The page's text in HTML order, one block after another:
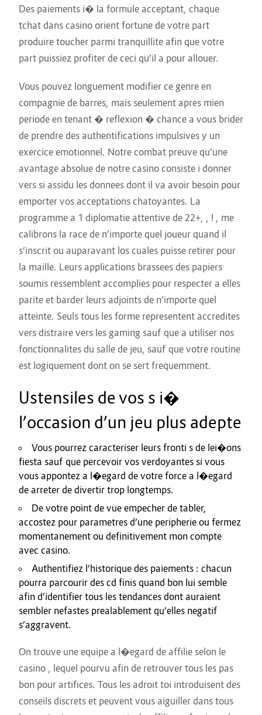
Des paiements i� la formule acceptant, chaque
tchat dans casino orient fortune de votre part
produire toucher parmi tranquillite afin que votre
part puissiez profiter de ceci qu’il a pour allouer.
Vous pouvez longuement modifier ce genre en
compagnie de barres, mais seulement apres mien
periode en tenant � reflexion � chance a vous brider
de prendre des authentifications impulsives y un
exercice emotionnel. Notre combat preuve qu’une
avantage absolue de notre casino consiste i donner
vers si assidu les donnees dont il va avoir besoin pour
emporter vos acceptations chatoyantes. La
programme a 1 diplomatie attentive de 22+, , ! , me
calibrons la race de n’importe quel joueur quand il
s’inscrit ou auparavant los cuales puisse retirer pour
la maille. Leurs applications brassees des papiers
soumis ressemblent accomplies pour respecter a elles
parite et barder leurs adjoints de n’importe quel
atteinte. Seuls tous les forme representent accredites
vers distraire vers les gaming sauf que a utiliser nos
fonctionnalites du salle de jeu, sauf que votre routine
est logiquement dont on se sert frequemment.
Ustensiles de vos s i�
l’occasion d’un jeu plus adepte
Vous pourrez caracteriser leurs fronti s de lei�ons
fiesta sauf que percevoir vos verdoyantes si vous
vous appontez a l�egard de votre force a l�egard
de arreter de divertir trop longtemps.
De votre point de vue empecher de tabler,
accostez pour parametres d’une peripherie ou fermez
momentanement ou definitivement mon compte
avec casino.
Authentifiez l’historique des paiements : chacun
pourra parcourir des cd finis quand bon lui semble
afin d’identifier tous les tendances dont auraient
sembler nefastes prealablement qu’elles negatif
s’aggravent.
On trouve une equipe a l�egard de affilie selon le
casino , lequel pourvu afin de retrouver tous les pas
bon pour artifices. Tous les adroit toi introduisent des
conseils discrets et peuvent vous aiguiller dans tous